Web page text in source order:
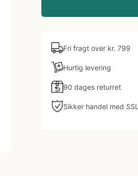
Fri fragt over kr. 799
Hurtig levering
90 dages returret
Sikker handel med SSL